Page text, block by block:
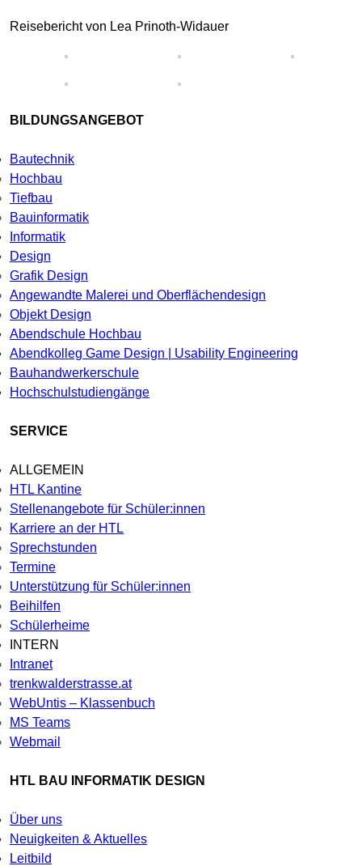
Reisebericht von Lea Prinoth-Widauer
BILDUNGSANGEBOT
Bautechnik
Hochbau
Tiefbau
Bauinformatik
Informatik
Design
Grafik Design
Angewandte Malerei und Oberflächendesign
Objekt Design
Abendschule Hochbau
Abendkolleg Game Design | Usability Engineering
Bauhandwerkerschule
Hochschulstudiengänge
SERVICE
ALLGEMEIN
HTL Kantine
Stellenangebote für Schüler:innen
Karriere an der HTL
Sprechstunden
Termine
Unterstützung für Schüler:innen
Beihilfen
Schülerheime
INTERN
Intranet
trenkwalderstrasse.at
WebUntis – Klassenbuch
MS Teams
Webmail
HTL BAU INFORMATIK DESIGN
Über uns
Neuigkeiten & Aktuelles
Leitbild